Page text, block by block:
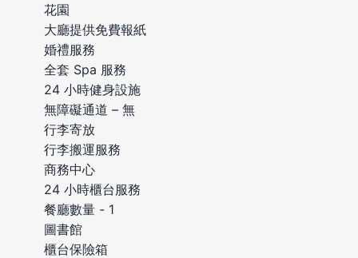
花園
大廳提供免費報紙
婚禮服務
全套 Spa 服務
24 小時健身設施
無障礙通道 – 無
行李寄放
行李搬運服務
商務中心
24 小時櫃台服務
餐廳數量 - 1
圖書館
櫃台保險箱